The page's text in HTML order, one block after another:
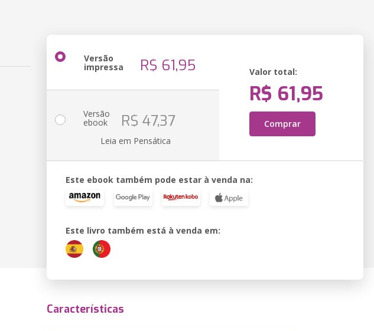
Versão
impressa R$ 61,95 Valor total:
R$ 61,95
Comprar
Versão
ebook R$ 47,37
Leia em Pensática
Este ebook também pode estar à venda na:
Este livro também está à venda em:
Características